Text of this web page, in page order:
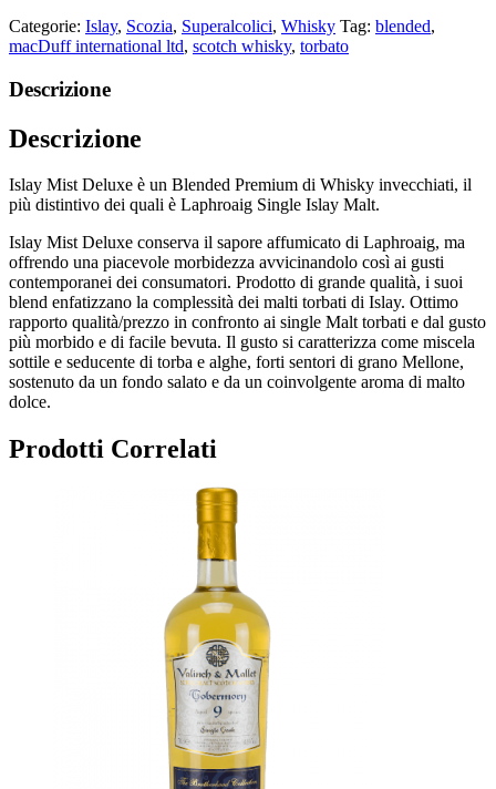
Categorie: Islay, Scozia, Superalcolici, Whisky Tag: blended,
macDuff international ltd, scotch whisky, torbato
Descrizione
Descrizione
Islay Mist Deluxe è un Blended Premium di Whisky invecchiati, il
più distintivo dei quali è Laphroaig Single Islay Malt.
Islay Mist Deluxe conserva il sapore affumicato di Laphroaig, ma
offrendo una piacevole morbidezza avvicinandolo così ai gusti
contemporanei dei consumatori. Prodotto di grande qualità, i suoi
blend enfatizzano la complessità dei malti torbati di Islay. Ottimo
rapporto qualità/prezzo in confronto ai single Malt torbati e dal gusto
più morbido e di facile bevuta. Il gusto si caratterizza come miscela
sottile e seducente di torba e alghe, forti sentori di grano Mellone,
sostenuto da un fondo salato e da un coinvolgente aroma di malto
dolce.
Prodotti Correlati